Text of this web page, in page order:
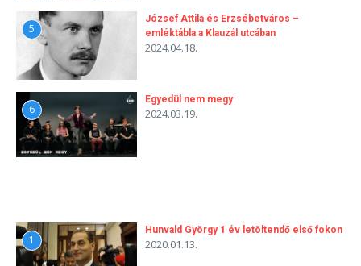
5
József Attila és Erzsébetváros –
emléktábla a Klauzál utcában
2024.04.18.
6
Egyedül nem megy
2024.03.19.
1
Hunvald György 1 év letöltendő első fokon
2020.01.13.